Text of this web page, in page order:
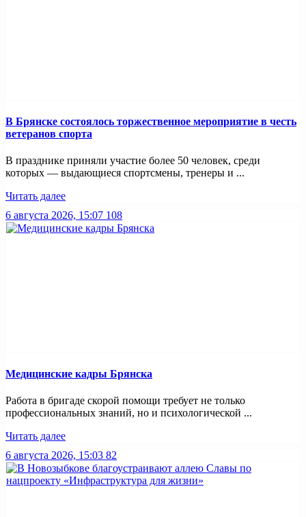
В Брянске состоялось торжественное мероприятие в честь
ветеранов спорта
В празднике приняли участие более 50 человек, среди
которых — выдающиеся спортсмены, тренеры и ...
Читать далее
6 августа 2026, 15:07 108
Медицинские кадры Брянска
Работа в бригаде скорой помощи требует не только
профессиональных знаний, но и психологической ...
Читать далее
6 августа 2026, 15:03 82